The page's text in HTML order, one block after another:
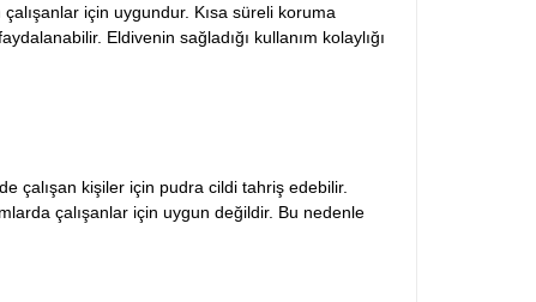
için uygundur. Kısa süreli koruma
Eldivenin sağladığı kullanım kolaylığı
çalışan kişiler için pudra cildi tahriş edebilir.
çalışanlar için uygun değildir. Bu nedenle